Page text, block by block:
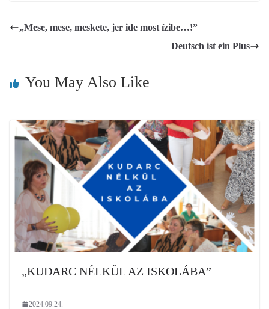
„Mese, mese, meskete, jer ide most ízibe…!”
Deutsch ist ein Plus
You May Also Like
„KUDARC NÉLKÜL AZ ISKOLÁBA”
2024.09.24.